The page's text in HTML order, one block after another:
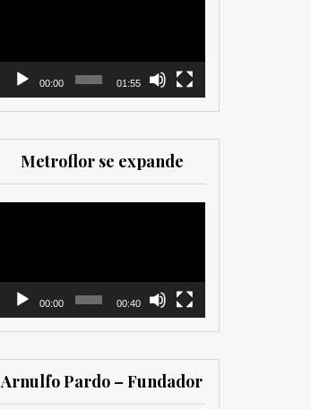
que trabajan en el sector
00:00 01:55
Metroflor se expande
00:00 00:40
Arnulfo Pardo – Fundador